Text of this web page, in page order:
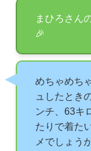
まひろさん
🎉
めちゃめち
ュしたとき
ンチ、63キ
たりで着た
メでしょう